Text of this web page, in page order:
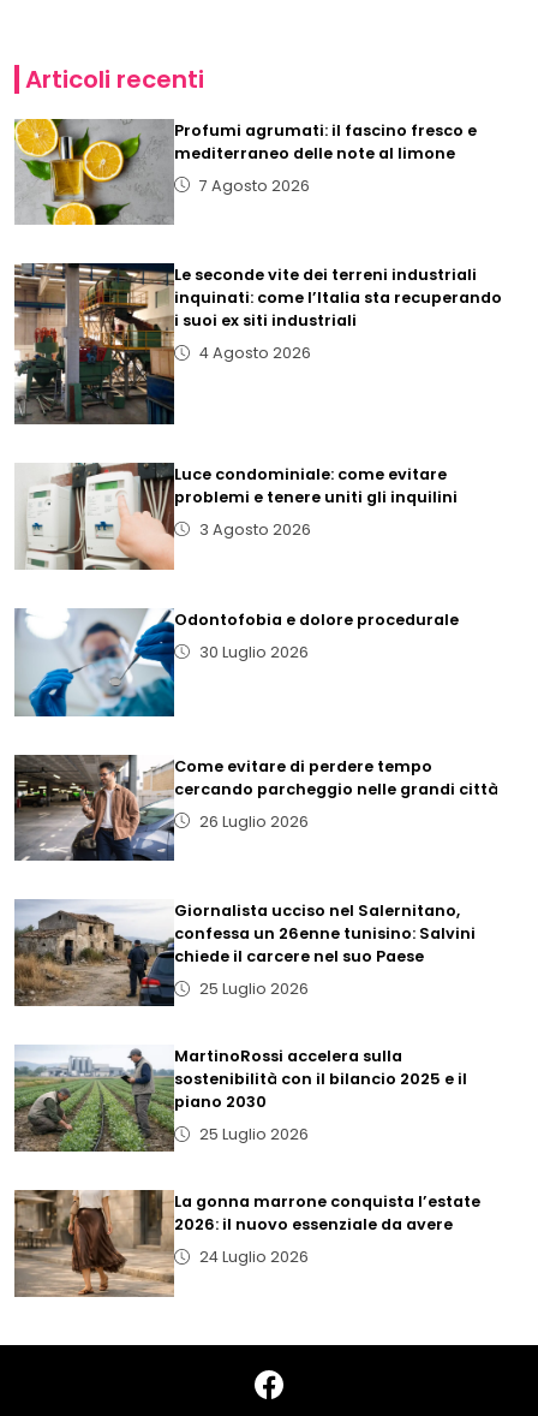
Articoli recenti
Profumi agrumati: il fascino fresco e
mediterraneo delle note al limone
7 Agosto 2026
Le seconde vite dei terreni industriali
inquinati: come l’Italia sta recuperando
i suoi ex siti industriali
4 Agosto 2026
Luce condominiale: come evitare
problemi e tenere uniti gli inquilini
3 Agosto 2026
Odontofobia e dolore procedurale
30 Luglio 2026
Come evitare di perdere tempo
cercando parcheggio nelle grandi città
26 Luglio 2026
Giornalista ucciso nel Salernitano,
confessa un 26enne tunisino: Salvini
chiede il carcere nel suo Paese
25 Luglio 2026
MartinoRossi accelera sulla
sostenibilità con il bilancio 2025 e il
piano 2030
25 Luglio 2026
La gonna marrone conquista l’estate
2026: il nuovo essenziale da avere
24 Luglio 2026